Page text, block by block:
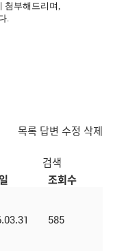
첨부해드리며,
.
목록 답변 수정 삭제
조회수
585